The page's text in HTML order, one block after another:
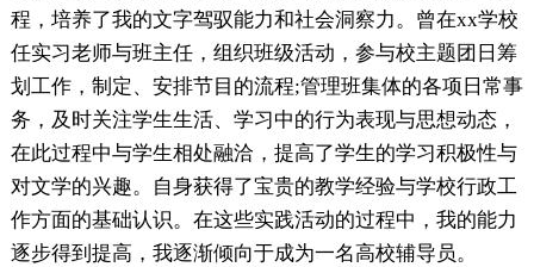
程，培养了我的文字驾驭能力和社会洞察力。曾在xx学校
任实习老师与班主任，组织班级活动，参与校主题团日筹
划工作，制定、安排节目的流程;管理班集体的各项日常事
务，及时关注学生生活、学习中的行为表现与思想动态，
在此过程中与学生相处融洽，提高了学生的学习积极性与
对文学的兴趣。自身获得了宝贵的教学经验与学校行政工
作方面的基础认识。在这些实践活动的过程中，我的能力
逐步得到提高，我逐渐倾向于成为一名高校辅导员。